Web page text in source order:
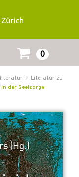
0
Literatur zu
der Seelsorge